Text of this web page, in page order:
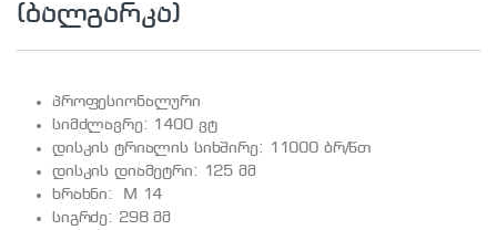
(ბალგარკა)
პროფესიონალური
სიმძლავრე: 1400 ვტ
დისკის ტრიალის სიხშირე: 11000 ბრ/წთ
დისკის დიამეტრი: 125 მმ
ხრახნი: M 14
სიგრძე: 298 მმ